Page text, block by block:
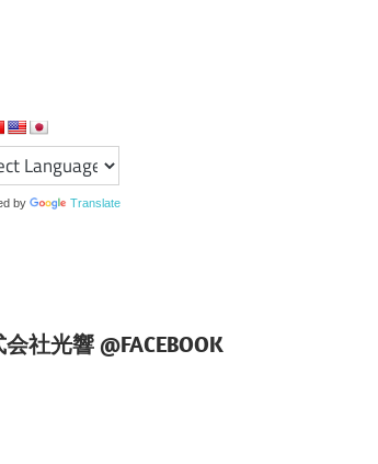
by Translate
社光響 @FACEBOOK